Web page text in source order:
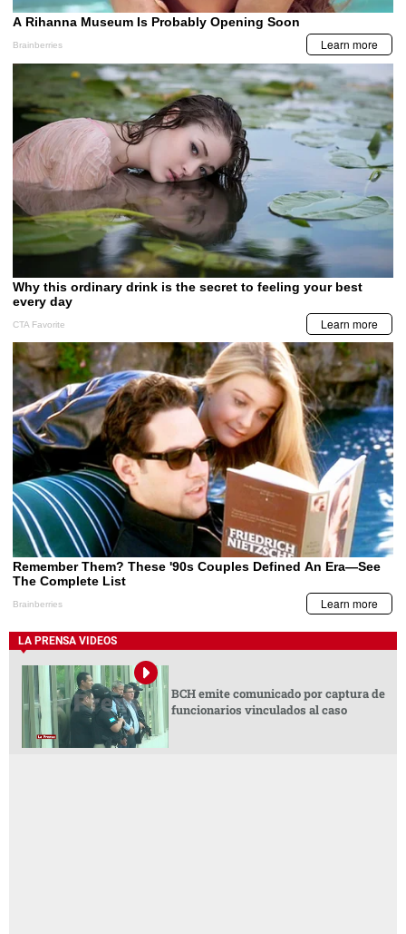
LA PRENSA VIDEOS
BCH emite comunicado por captura de
funcionarios vinculados al caso